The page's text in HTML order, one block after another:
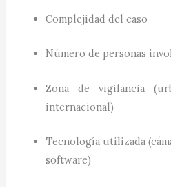
Complejidad del caso
Número de personas
Zona de vigilancia
internacional)
Tecnología utilizada
software)